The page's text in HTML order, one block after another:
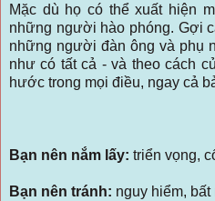
Mặc dù họ có thể xuất hiện
những người hào phóng. Gợi
những người đàn ông và phụ
như có tất cả - và theo cách
hước trong mọi điều, ngay cả
Bạn nên nắm lấy: triển vọng,
Bạn nên tránh: nguy hiểm,